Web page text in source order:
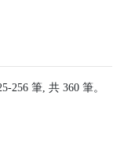
256 筆, 共 360 筆。